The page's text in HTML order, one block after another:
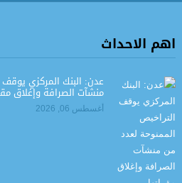
اهم الاحداث
عدن: البنك المركزي
منشآت الصرافة وإغلاق
أغسطس 06, 2026